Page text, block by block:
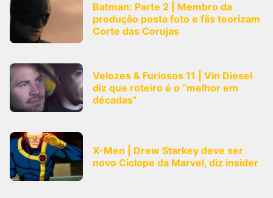
Batman: Parte 2 | Membro da
produção posta foto e fãs teorizam
Corte das Corujas
Velozes & Furiosos 11 | Vin Diesel
diz que roteiro é o “melhor em
décadas”
X-Men | Drew Starkey deve ser
novo Ciclope da Marvel, diz insider